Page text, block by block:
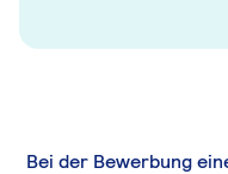
Bei der Bewerbung